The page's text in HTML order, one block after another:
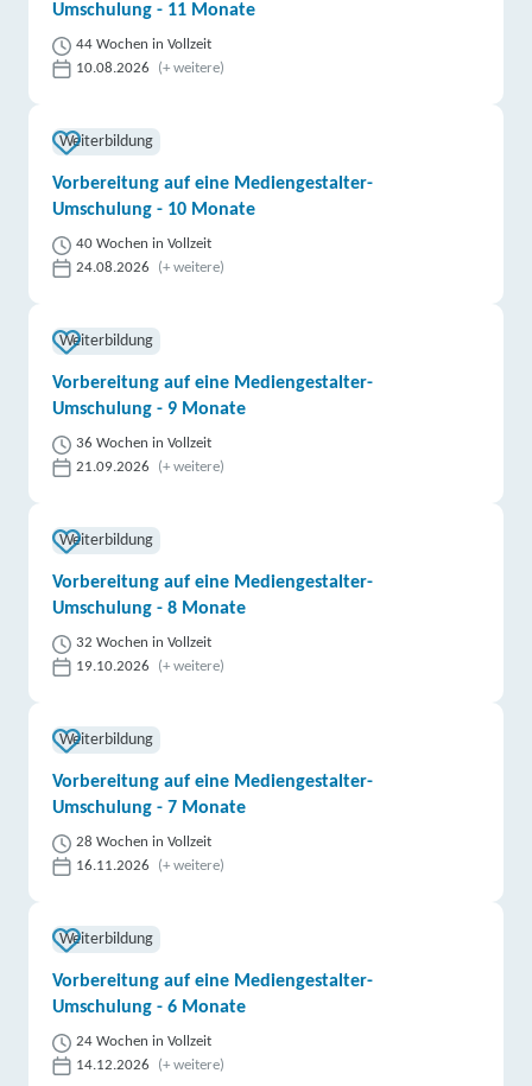
Umschulung - 11 Monate
44 Wochen in Vollzeit
10.08.2026
(+ weitere)
Weiterbildung
Vorbereitung auf eine Mediengestalter-
Umschulung - 10 Monate
40 Wochen in Vollzeit
24.08.2026
(+ weitere)
Weiterbildung
Vorbereitung auf eine Mediengestalter-
Umschulung - 9 Monate
36 Wochen in Vollzeit
21.09.2026
(+ weitere)
Weiterbildung
Vorbereitung auf eine Mediengestalter-
Umschulung - 8 Monate
32 Wochen in Vollzeit
19.10.2026
(+ weitere)
Weiterbildung
Vorbereitung auf eine Mediengestalter-
Umschulung - 7 Monate
28 Wochen in Vollzeit
16.11.2026
(+ weitere)
Weiterbildung
Vorbereitung auf eine Mediengestalter-
Umschulung - 6 Monate
24 Wochen in Vollzeit
14.12.2026
(+ weitere)